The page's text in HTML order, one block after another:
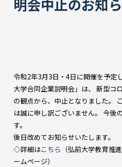
明会中止のお知
令和2年3月3日・4日に開催を予定
大学合同企業説明会」は、 新型コ
の観点から、中止となりました。
は誠に申し訳ございません。 今後
す。
後日改めてお知らせいたします。
◇詳細はこちら （弘前大学教育
ームページ）